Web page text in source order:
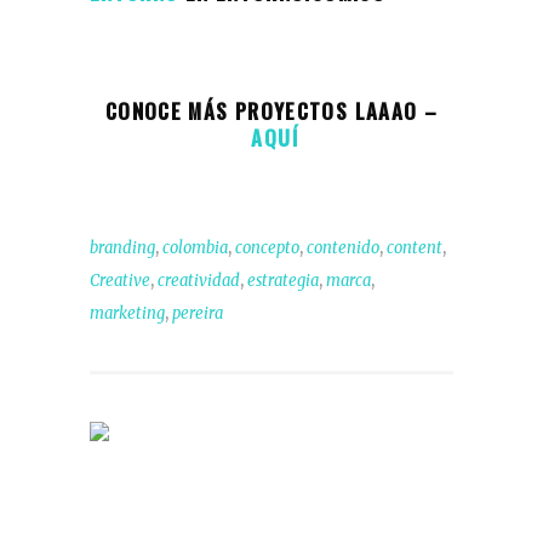
CONOCE MÁS PROYECTOS LAAAO –
AQUÍ
branding,colombia,concepto,contenido,content,
Creative,creatividad,estrategia,marca,
marketing,pereira